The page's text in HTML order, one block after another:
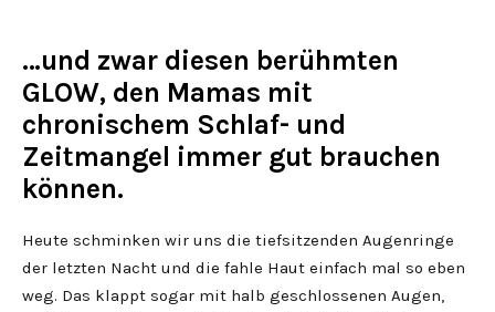
…und zwar diesen berühmten
GLOW, den Mamas mit
chronischem Schlaf- und
Zeitmangel immer gut brauchen
können.
Heute schminken wir uns die tiefsitzenden Augenringe
der letzten Nacht und die fahle Haut einfach mal so eben
weg. Das klappt sogar mit halb geschlossenen Augen,